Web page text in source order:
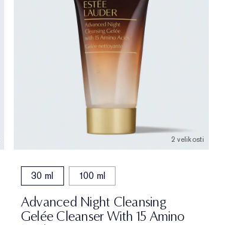
2 velikosti
30 ml 100 ml
Advanced Night Cleansing
Gelée Cleanser With 15 Amino